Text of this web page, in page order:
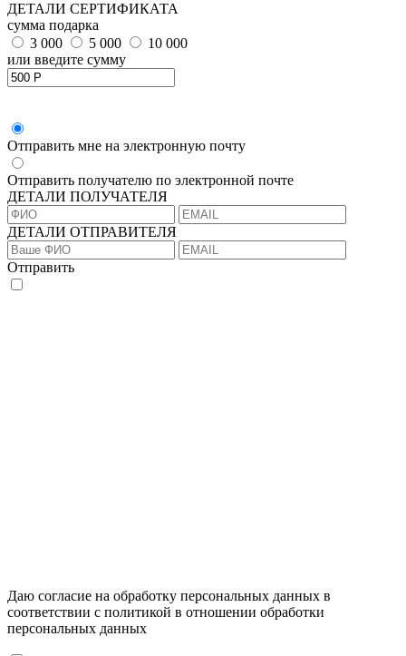
ДЕТАЛИ СЕРТИФИКАТА
сумма подарка
3 000
5 000
10 000
или введите сумму
Отправить мне на электронную почту
Отправить получателю по электронной почте
ДЕТАЛИ ПОЛУЧАТЕЛЯ
ДЕТАЛИ ОТПРАВИТЕЛЯ
Отправить
Даю согласие на обработку персональных данных в
соответствии с политикой в отношении обработки
персональных данных